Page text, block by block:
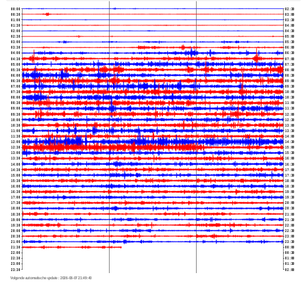
00:00
00:30
01:00
01:30
02:00
02:30
03:00
03:30
04:00
04:30
05:00
05:30
06:00
06:30
07:00
07:30
08:00
08:30
09:00
09:30
10:00
10:30
11:00
11:30
12:00
12:30
13:00
13:30
14:00
14:30
15:00
15:30
16:00
16:30
17:00
17:30
18:00
18:30
19:00
19:30
20:00
20:30
21:00
21:30
22:00
22:30
23:00
23:30
02:30
03:00
03:30
04:00
04:30
05:00
05:30
06:00
06:30
07:00
07:30
08:00
08:30
09:00
09:30
10:00
10:30
11:00
11:30
12:00
12:30
13:00
13:30
14:00
14:30
15:00
15:30
16:00
16:30
17:00
17:30
18:00
18:30
19:00
19:30
20:00
20:30
21:00
21:30
22:00
22:30
23:00
23:30
00:00
00:30
01:00
01:30
02:00
Volgende automatische update : 2026-08-07 21:49:40